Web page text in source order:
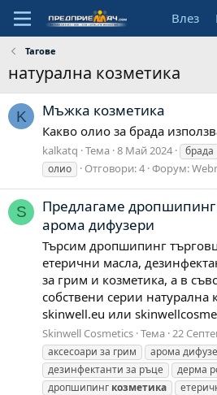
Влез
Тагове
натурална козметика
K Мъжка козметика
Какво олио за брада
kalkatq Тема 8 Май 2024 брада
олио
Отговори: 4 Форум:
S
Предлагаме дропшипинг
арома дифузери
Търсим дропшипинг
етерични масла,
за грим и козметика, а в
собствени серии натурална
skinwell.eu или
Skinwell Cosmetics Тема 22
аксесоари за грим
арома
дезинфектанти за ръце
дерма
дропшипинг козметика